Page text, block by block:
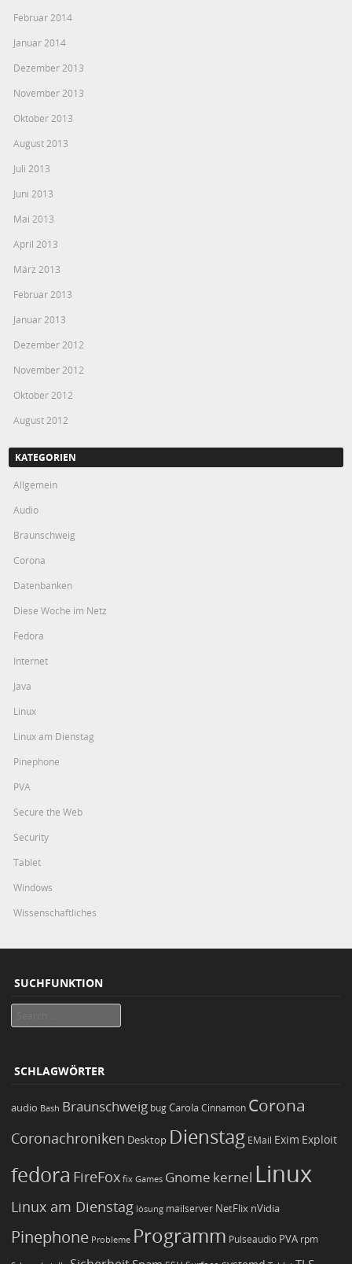
Februar 2014
Januar 2014
Dezember 2013
November 2013
Oktober 2013
August 2013
Juli 2013
Juni 2013
Mai 2013
April 2013
März 2013
Februar 2013
Januar 2013
Dezember 2012
November 2012
Oktober 2012
August 2012
KATEGORIEN
Allgemein
Audio
Braunschweig
Corona
Datenbanken
Diese Woche im Netz
Fedora
Internet
Java
Linux
Linux am Dienstag
Pinephone
PVA
Secure the Web
Security
Tablet
Windows
Wissenschaftliches
SUCHFUNKTION
SCHLAGWÖRTER
audio Bash Braunschweig bugCarola Cinnamon Corona
Coronachroniken Desktop Dienstag EMail Exim Exploit
fedora FireFox fix Games Gnome kernel Linux
Linux am Dienstag lösung mailserver NetFlix nVidia
Pinephone Probleme Programm Pulseaudio PVA rpm